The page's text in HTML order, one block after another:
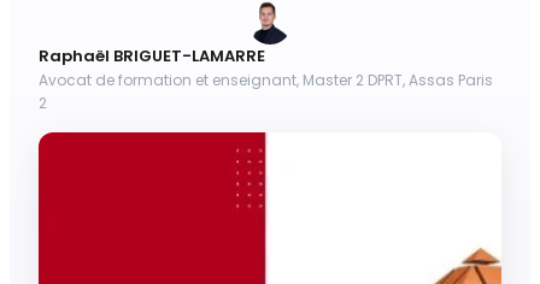
Raphaël BRIGUET-LAMARRE
Avocat de formation et enseignant, Master 2 DPRT, Assas Paris
2